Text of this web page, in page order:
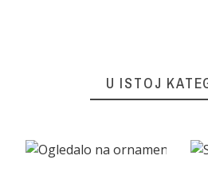
U ISTOJ